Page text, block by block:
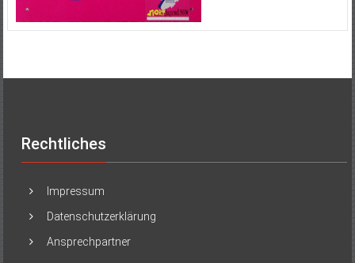
Rechtliches
Impressum
Datenschutzerklärung
Ansprechpartner